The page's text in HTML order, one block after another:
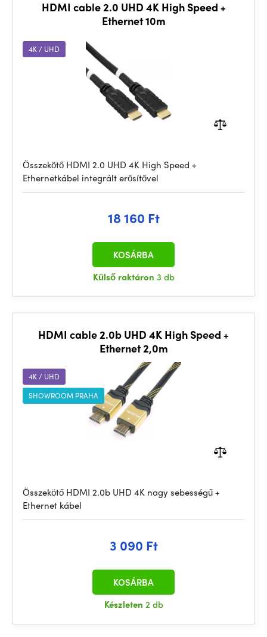
HDMI cable 2.0 UHD 4K High Speed +
Ethernet 10m
4K / UHD
Összekötő HDMI 2.0 UHD 4K High Speed +
Ethernetkábel integrált erősítővel
18 160 Ft
Külső raktáron 3 db
KOSÁRBA
HDMI cable 2.0b UHD 4K High Speed +
Ethernet 2,0m
4K / UHD
SHOWROOM PRAHA
Összekötő HDMI 2.0b UHD 4K nagy sebességű +
Ethernet kábel
3 090 Ft
Készleten 2 db
KOSÁRBA